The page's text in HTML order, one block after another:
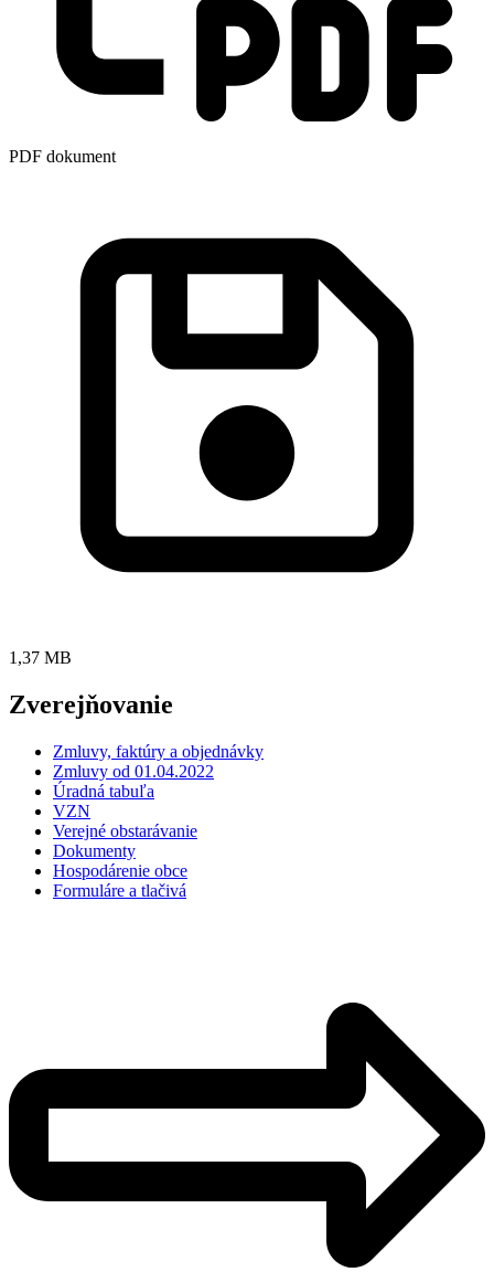
PDF dokument
1,37 MB
Zverejňovanie
Zmluvy, faktúry a objednávky
Zmluvy od 01.04.2022
Úradná tabuľa
VZN
Verejné obstarávanie
Dokumenty
Hospodárenie obce
Formuláre a tlačivá